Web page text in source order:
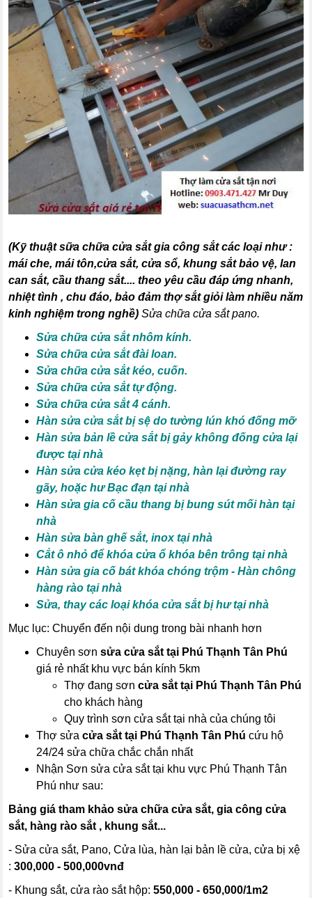
(Kỹ thuật sữa chữa cửa sắt gia công sắt các loại như :
mái che, mái tôn,cửa sắt, cửa sổ, khung sắt bảo vệ, lan
can sắt, cầu thang sắt.... theo yêu cầu đáp ứng nhanh,
nhiệt tình , chu đáo, bảo đảm thợ sắt giỏi làm nhiều năm
kinh nghiệm trong nghề)Sửa chữa cửa sắt pano.
Sửa chữa cửa sắt nhôm kính.
Sửa chữa cửa sắt đài loan.
Sửa chữa cửa sắt kéo, cuốn.
Sửa chữa cửa sắt tự động.
Sửa chữa cửa sắt 4 cánh.
Hàn sửa cửa sắt bị sệ do tường lún khó đống mỡ
Hàn sửa bản lề cửa sắt bị gảy không đống cửa lại
được tại nhà
Hàn sửa cửa kéo kẹt bị nặng, hàn lại đường ray
gãy, hoặc hư Bạc đạn tại nhà
Hàn sửa gia cố cầu thang bị bung sút mối hàn tại
nhà
Hàn sửa bàn ghế sắt, inox tại nhà
Cắt ô nhỏ để khóa cửa ổ khóa bên trông tại nhà
Hàn sửa gia cố bát khóa chóng trộm - Hàn chông
hàng rào tại nhà
Sửa, thay các loại khóa cửa sắt bị hư tại nhà
Mục lục: Chuyển đến nội dung trong bài nhanh hơn
Chuyên sơnsửa cửa sắt tại Phú Thạnh Tân Phú
giá rẻ nhất khu vực bán kính 5km
Thợ đang sơncửa sắt tại Phú Thạnh Tân Phú
cho khách hàng
Quy trình sơn cửa sắt tại nhà của chúng tôi
Thợ sửacửa sắt tại Phú Thạnh Tân Phú cứu hộ
24/24 sửa chữa chắc chắn nhất
Nhận Sơn sửa cửa sắt tại khu vực Phú Thạnh Tân
Phú như sau:
Bảng giá tham khảo sửa chữa cửa sắt, gia công cửa
sắt, hàng rào sắt , khung sắt...
- Sửa cửa sắt, Pano, Cửa lùa, hàn lại bản lề cửa, cửa bị xệ
:300,000 - 500,000vnđ
- Khung sắt, cửa rào sắt hộp:550,000 - 650,000/1m2